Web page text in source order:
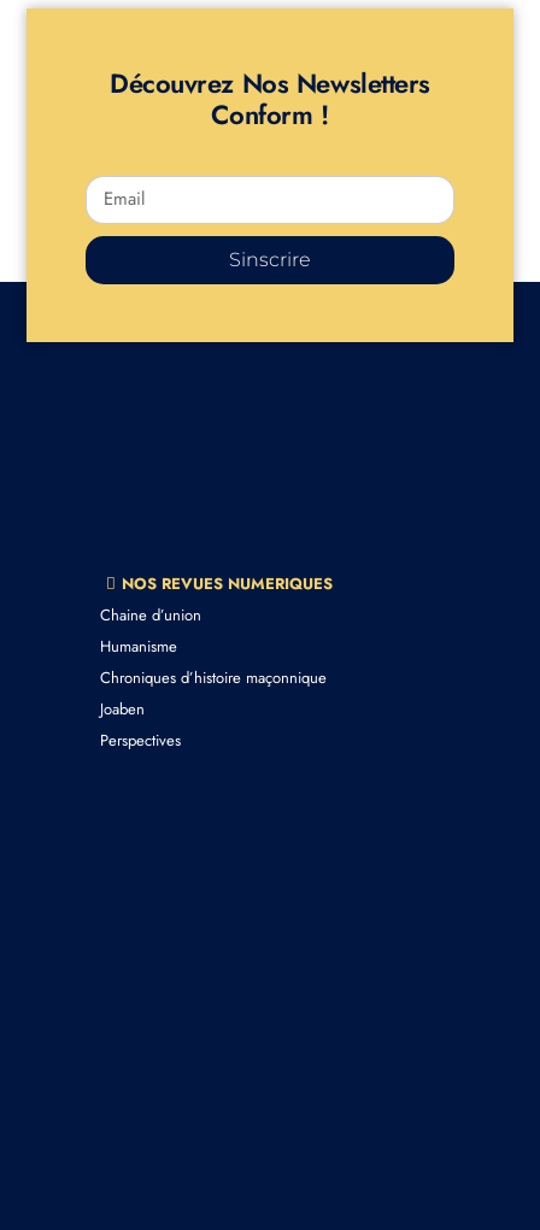
Découvrez Nos Newsletters
Conform !
Sinscrire
NOS REVUES NUMERIQUES
Chaine d’union
Humanisme
Chroniques d’histoire maçonnique
Joaben
Perspectives